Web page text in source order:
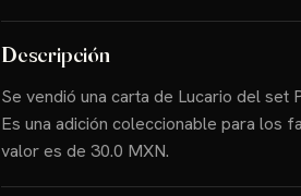
Descripción
Se vendió una carta de Lucario del set
Es una adición coleccionable para los
valor es de 30.0 MXN.